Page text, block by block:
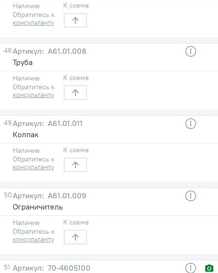
Наличие
Обратитесь к
консультанту
К схеме
48
А61.01.008
Труба
Наличие
Обратитесь к
консультанту
К схеме
49
А61.01.011
Колпак
Наличие
Обратитесь к
консультанту
К схеме
50
А61.01.009
Ограничитель
Наличие
Обратитесь к
консультанту
К схеме
51
70-4605100